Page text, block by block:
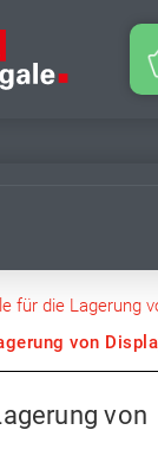
für die Lagerung
von
von